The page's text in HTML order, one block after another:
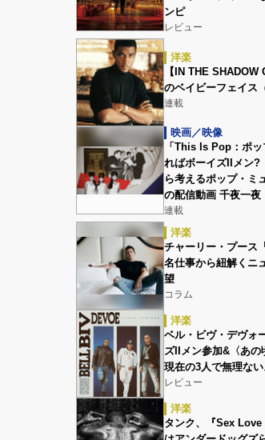
ンピ
レビュー
洋楽
【IN THE
のベイビーフェイス
連載
映画／映像
「This Is Pop：ポ
ればボーイズIIメン
ら考えるポップ・ミ
の配信動画 千夜一夜
連載
洋楽
チャーリー・プース
名仕事から紐解くニ
望
コラム
洋楽
ベル・ビヴ・デヴォ
ズIIメン参加&〈あ
現在の3人で無理な
レビュー
洋楽
タンク、『Sex